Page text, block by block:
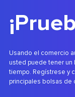
Usando el comercio
usted puede tener
tiempo. Regístrese y
principales bolsas de